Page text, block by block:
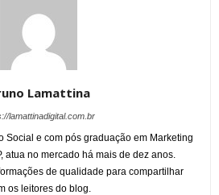
Lamattina
lamattinadigital.com.br
Social e com pós graduação em Marketing
atua no mercado há mais de dez anos.
de qualidade para compartilhar
os leitores do blog.